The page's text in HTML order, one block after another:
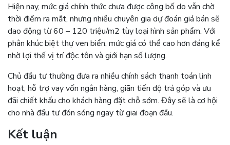
Hiện nay, mức giá chính thức chưa được công bố do vẫn chờ
thời điểm ra mắt, nhưng nhiều chuyên gia dự đoán giá bán sẽ
dao động từ 60 – 120 triệu/m2 tùy loại hình sản phẩm. Với
phân khúc biệt thự ven biển, mức giá có thể cao hơn đáng kể
nhờ lợi thế vị trí độc tôn và giới hạn số lượng.
Chủ đầu tư thường đưa ra nhiều chính sách thanh toán linh
hoạt, hỗ trợ vay vốn ngân hàng, giãn tiến độ trả góp và ưu
đãi chiết khấu cho khách hàng đặt chỗ sớm. Đây sẽ là cơ hội
cho nhà đầu tư đón sóng ngay từ giai đoạn đầu.
Kết luận